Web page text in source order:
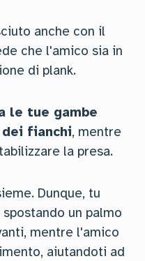
anche con il
che l'amico sia in
di plank.
le tue gambe
fianchi, mentre
la presa.
Dunque, tu
un palmo
mentre l'amico
aiutandoti ad